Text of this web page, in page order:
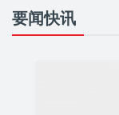
要闻快讯